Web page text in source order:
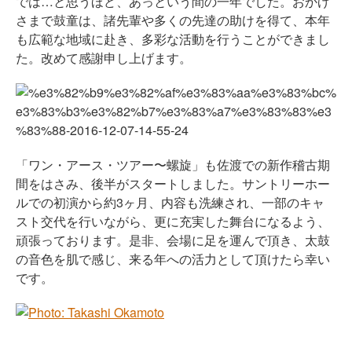
さまで鼓童は、諸先輩や多くの先達の助けを得て、本年
も広範な地域に赴き、多彩な活動を行うことができまし
た。改めて感謝申し上げます。
「ワン・アース・ツアー〜螺旋」も佐渡での新作稽古期
間をはさみ、後半がスタートしました。サントリーホー
ルでの初演から約3ヶ月、内容も洗練され、一部のキャ
スト交代を行いながら、更に充実した舞台になるよう、
頑張っております。是非、会場に足を運んで頂き、太鼓
の音色を肌で感じ、来る年への活力として頂けたら幸い
です。